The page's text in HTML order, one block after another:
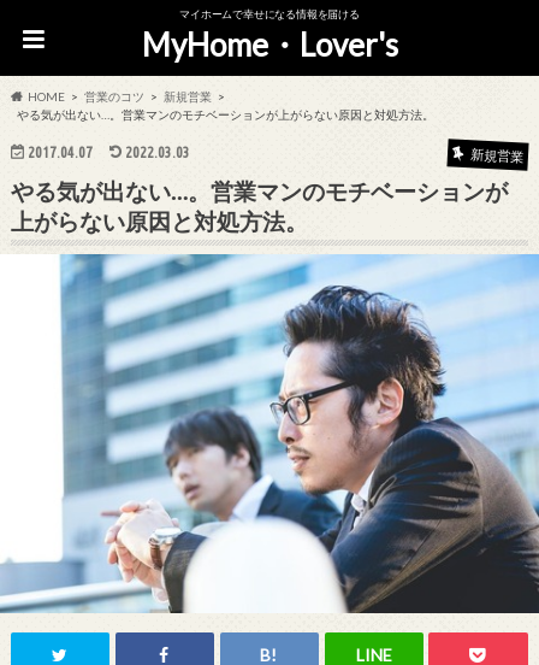
マイホームで幸せになる情報を届ける
MyHome・Lover's
HOME 営業のコツ
新規営業
やる気が出ない…。営業マンのモチベーションが上がらない原因と対処方法。
2017.04.07 2022.03.03 新規営業
やる気が出ない…。営業マンのモチベーションが
上がらない原因と対処方法。